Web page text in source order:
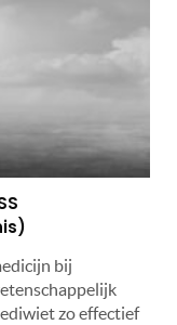
bij
zo effectief